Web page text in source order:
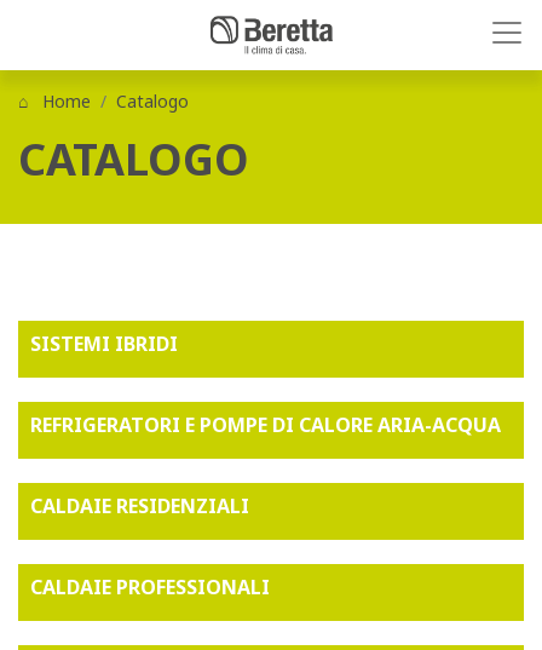
Home Catalogo
CATALOGO
SISTEMI IBRIDI
REFRIGERATORI E POMPE DI CALORE ARIA-ACQUA
CALDAIE RESIDENZIALI
CALDAIE PROFESSIONALI